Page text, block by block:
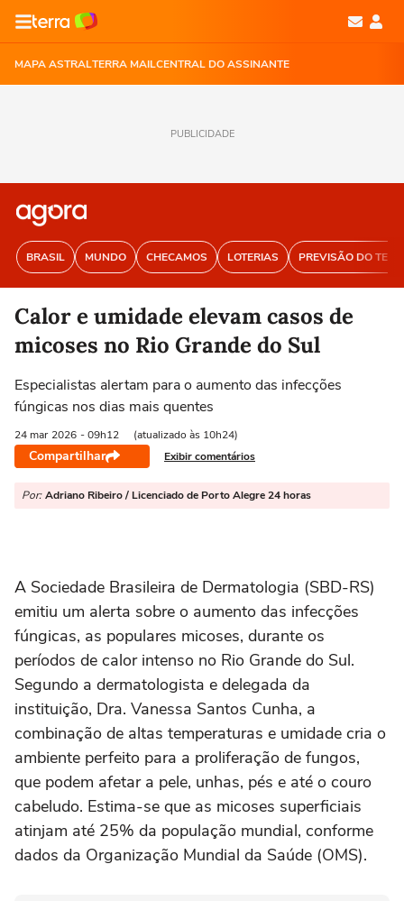
MAPA ASTRALTERRA MAILCENTRAL DO ASSINANTE
PUBLICIDADE
BRASIL MUNDO CHECAMOS LOTERIAS PREVISÃO DO
Calor e umidade elevam casos de
micoses no Rio Grande do Sul
Especialistas alertam para o aumento das infecções
fúngicas nos dias mais quentes
24 mar 2026 - 09h12 (atualizado às 10h24)
Compartilhar Exibir comentários
Por: Adriano Ribeiro / Licenciado de Porto Alegre 24 horas
A Sociedade Brasileira de Dermatologia (SBD-RS)
emitiu um alerta sobre o aumento das infecções
fúngicas, as populares micoses, durante os
períodos de calor intenso no Rio Grande do Sul.
Segundo a dermatologista e delegada da
instituição, Dra. Vanessa Santos Cunha, a
combinação de altas temperaturas e umidade cria o
ambiente perfeito para a proliferação de fungos,
que podem afetar a pele, unhas, pés e até o couro
cabeludo. Estima-se que as micoses superficiais
atinjam até 25% da população mundial, conforme
dados da Organização Mundial da Saúde (OMS).